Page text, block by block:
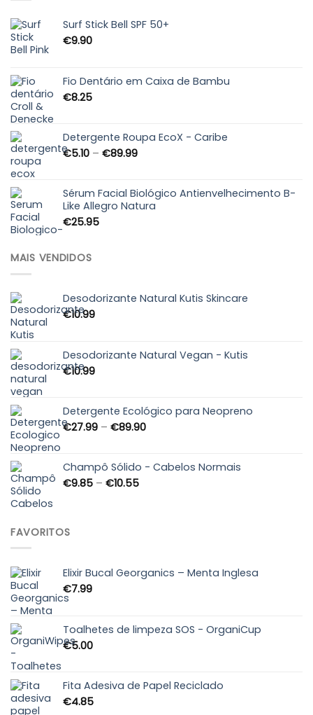
Surf Stick Bell SPF 50+
€9.90
Fio Dentário em Caixa de Bambu
€8.25
Detergente Roupa EcoX - Caribe
€5.10 – €89.99Price
through
€89.99
Sérum Facial Biológico Antienvelhecimento B-
Like Allegro Natura
€25.95
MAIS VENDIDOS
Desodorizante Natural Kutis Skincare
€10.99
Desodorizante Natural Vegan - Kutis
€10.99
Detergente Ecológico para Neopreno
€27.99 – €89.90Price
through
Champô Sólido - Cabelos Normais
€9.85 – €10.55Price
FAVORITOS
Elixir Bucal Georganics – Menta Inglesa
€7.99
Toalhetes de limpeza SOS - OrganiCup
€5.00
Fita Adesiva de Papel Reciclado
€4.85